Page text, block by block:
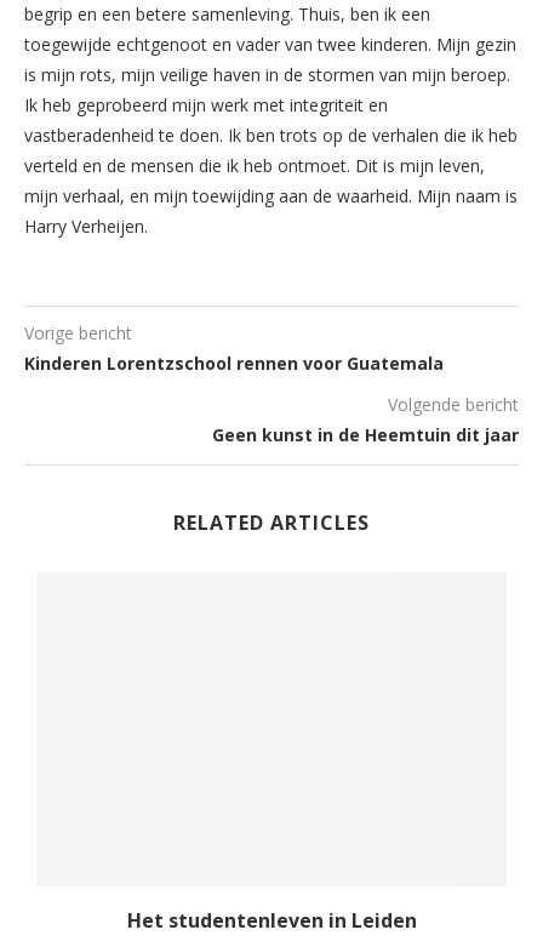
begrip en een betere samenleving. Thuis, ben ik een
toegewijde echtgenoot en vader van twee kinderen. Mijn gezin
is mijn rots, mijn veilige haven in de stormen van mijn beroep.
Ik heb geprobeerd mijn werk met integriteit en
vastberadenheid te doen. Ik ben trots op de verhalen die ik heb
verteld en de mensen die ik heb ontmoet. Dit is mijn leven,
mijn verhaal, en mijn toewijding aan de waarheid. Mijn naam is
Harry Verheijen.
Vorige bericht
Kinderen Lorentzschool rennen voor Guatemala
Volgende bericht
Geen kunst in de Heemtuin dit jaar
RELATED ARTICLES
Het studentenleven in Leiden